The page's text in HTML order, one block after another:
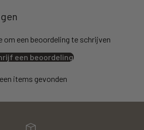
om een beoordeling te schrijven
een beoordeling
items gevonden